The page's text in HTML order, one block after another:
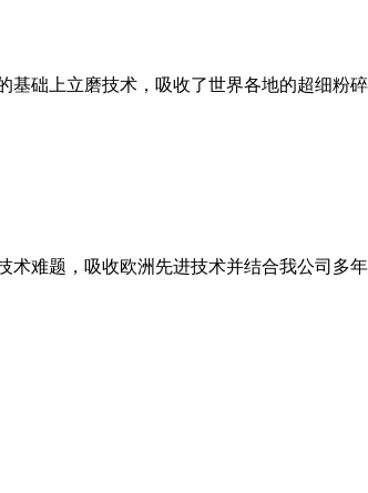
础上立磨技术，吸收了世界各地的超细粉
难题，吸收欧洲先进技术并结合我公司多